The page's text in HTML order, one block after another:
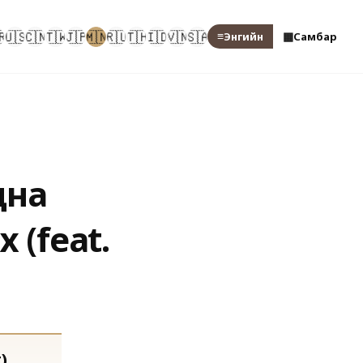
🇺🇸🇨🇳🇹🇼🇯🇵🇲🇳🇷🇺🇹🇭🇮🇩🇻🇳🇸🇦 ≡Энгийн ▦Самбар
(feat.